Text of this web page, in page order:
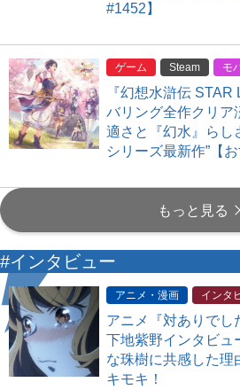
#1452】
ゲーム Steam モ
『幻想水滸伝
バリング全作クリア
適さと『幻水』らし
シリーズ最新作”【
もっと見る
#インタビュー
アニメ・漫画 インタ
アニメ『対ありでし
下地紫野インタビュ
な珠樹に共感した理
キモキ！